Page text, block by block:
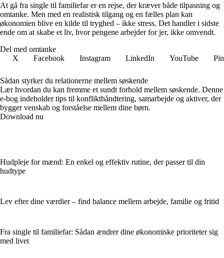
At gå fra single til familiefar er en rejse, der kræver både tilpasning og
omtanke. Men med en realistisk tilgang og en fælles plan kan
økonomien blive en kilde til tryghed – ikke stress. Det handler i sidste
ende om at skabe et liv, hvor pengene arbejder for jer, ikke omvendt.
Del med omtanke
X
Facebook Instagram LinkedIn YouTube
Sådan styrker du relationerne mellem søskende
Lær hvordan du kan fremme et sundt forhold mellem søskende. Denne
e-bog indeholder tips til konflikthåndtering, samarbejde og aktiver, der
bygger venskab og forståelse mellem dine børn.
Download nu
Hudpleje for mænd: En enkel og effektiv rutine, der passer til din
hudtype
Lev efter dine værdier – find balance mellem arbejde, familie og fritid
Fra single til familiefar: Sådan ændrer dine økonomiske prioriteter sig
med livet